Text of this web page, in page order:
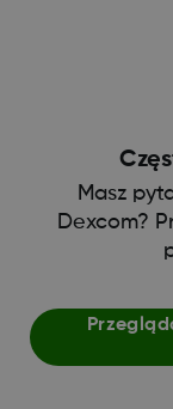
Masz
Dexcom?